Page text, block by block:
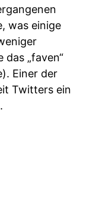
was einige
„faven“
Einer der
Twitters ein